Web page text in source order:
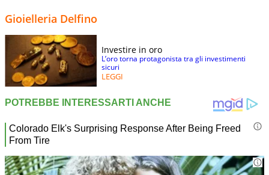
Gioielleria Delfino
Investire in oro
L’oro torna protagonista tra gli investimenti
sicuri
LEGGI